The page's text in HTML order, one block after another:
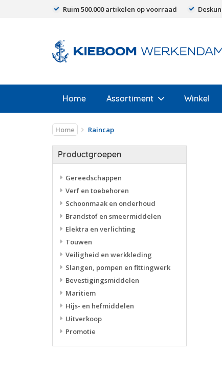
Ruim 500.000 artikelen op voorraad
Home Assortiment Winkel
Home Raincap
Productgroepen
Gereedschappen
Verf en toebehoren
Schoonmaak en onderhoud
Brandstof en smeermiddelen
Elektra en verlichting
Touwen
Veiligheid en werkkleding
Slangen, pompen en fittingwerk
Bevestigingsmiddelen
Maritiem
Hijs- en hefmiddelen
Uitverkoop
Promotie